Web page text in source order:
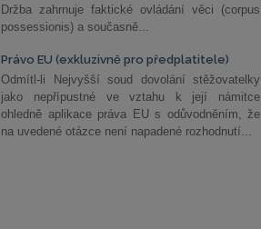
Držba zahrnuje faktické ovládání věci (corpus
possessionis) a současně...
Právo EU (exkluzivně pro předplatitele)
Odmítl-li Nejvyšší soud dovolání stěžovatelky
jako nepřípustné ve vztahu k její námitce
ohledně aplikace práva EU s odůvodněním, že
na uvedené otázce není napadené rozhodnutí...